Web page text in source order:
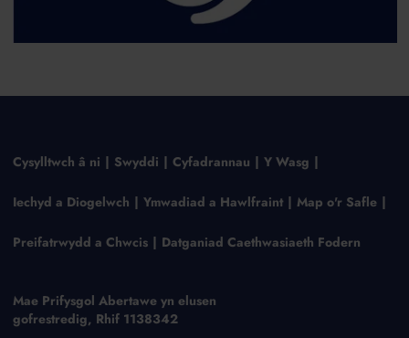
Cysylltwch â ni Swyddi Cyfadrannau Y Wasg
Iechyd a Diogelwch Ymwadiad a Hawlfraint Map o'r Safle
Preifatrwydd a Chwcis Datganiad Caethwasiaeth Fodern
Mae Prifysgol Abertawe yn elusen
gofrestredig, Rhif 1138342